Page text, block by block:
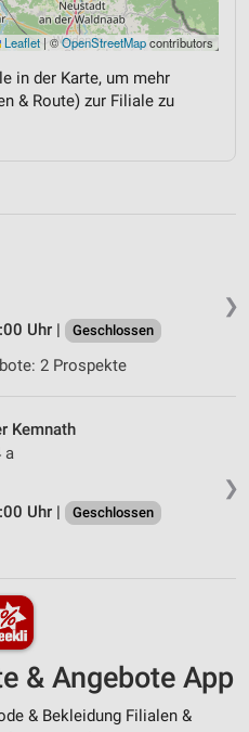
Leaflet | ©OpenStreetMapcontributors
in der Karte, um mehr
& Route) zur Filiale zu
❯
Uhr |
Geschlossen
2 Prospekte
❯
Kemnath
a
Uhr |
Geschlossen
& Angebote App
& Bekleidung Filialen &